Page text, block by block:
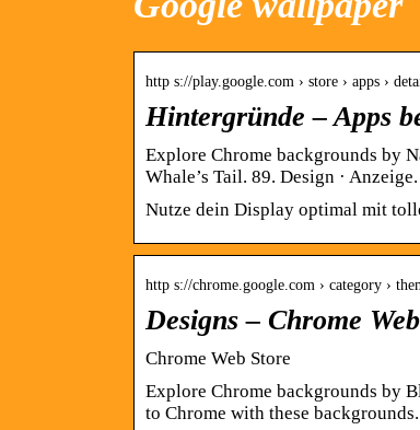
http s://play.google.com › store › apps ›
Hintergründe – Apps
Explore Chrome backgrounds by
Whale’s Tail. 89. Design ·
Nutze dein Display optimal mit
http s://chrome.google.com › category ›
Designs – Chrome
Chrome Web Store
Explore Chrome backgrounds by
to Chrome with these backgrounds.